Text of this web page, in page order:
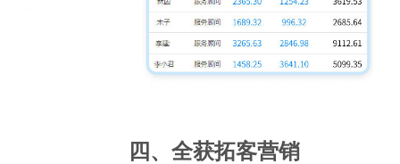
四、全获拓客营销